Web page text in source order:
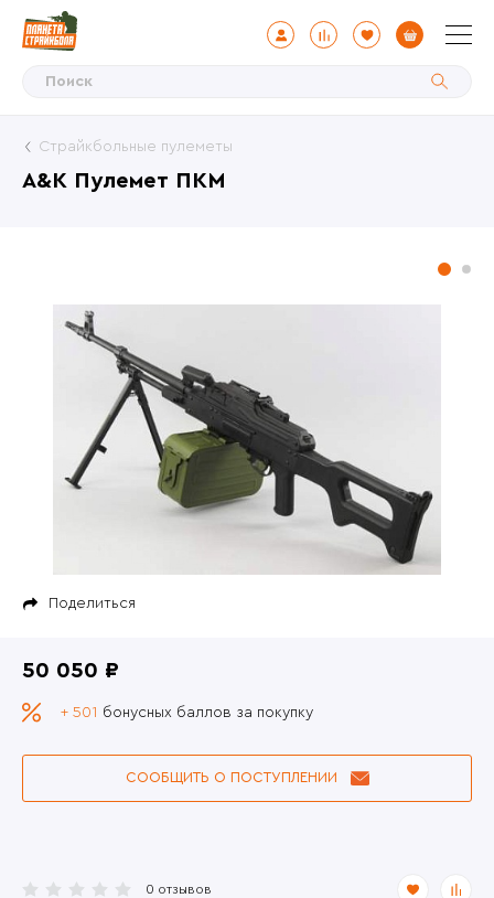
A&K Пулемет ПКМ
Страйкбольные пулеметы
Поделиться
0 отзывов
50 050 ₽
+ 501 бонусных баллов за покупку
СООБЩИТЬ О ПОСТУПЛЕНИИ